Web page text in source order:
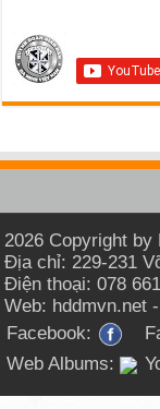
2026 Copyright
Địa chỉ: 229-231
Điện thoại: 078
Web: hddmvn.net
Facebook:
Web Albums: